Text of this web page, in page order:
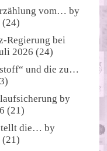
vom… by
(24)
Regierung bei
2026 (24)
und die zu…
by
(21)
die… by
(21)